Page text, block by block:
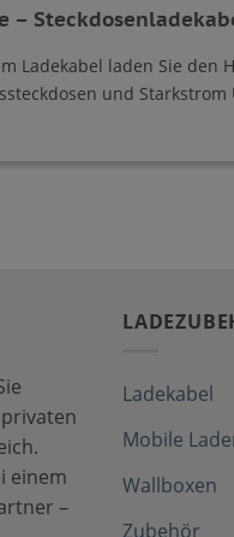
–
Ladekabel laden Sie den
und Starkstrom
einem
–
Ladekabel
Mobile
Wallboxen
Zubehör